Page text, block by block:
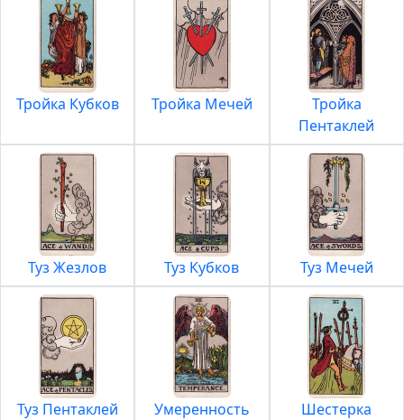
Тройка Кубков Тройка Мечей
Тройка
Пентаклей
Туз Жезлов Туз Кубков Туз Мечей
Туз Пентаклей Умеренность
Шестерка